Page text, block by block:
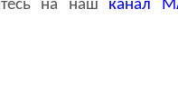
на наш канал